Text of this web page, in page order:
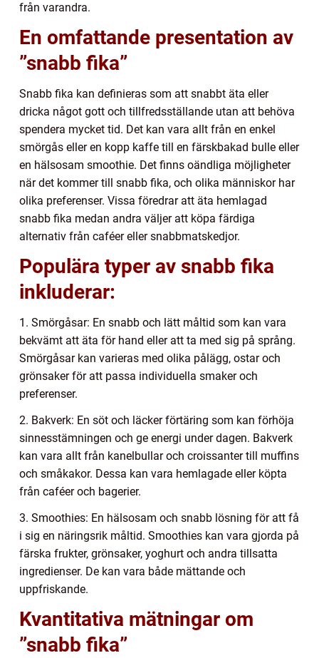
från varandra.
En omfattande presentation av
”snabb fika”
Snabb fika kan definieras som att snabbt äta eller
dricka något gott och tillfredsställande utan att behöva
spendera mycket tid. Det kan vara allt från en enkel
smörgås eller en kopp kaffe till en färskbakad bulle eller
en hälsosam smoothie. Det finns oändliga möjligheter
när det kommer till snabb fika, och olika människor har
olika preferenser. Vissa föredrar att äta hemlagad
snabb fika medan andra väljer att köpa färdiga
alternativ från caféer eller snabbmatskedjor.
Populära typer av snabb fika
inkluderar:
1. Smörgåsar: En snabb och lätt måltid som kan vara
bekvämt att äta för hand eller att ta med sig på språng.
Smörgåsar kan varieras med olika pålägg, ostar och
grönsaker för att passa individuella smaker och
preferenser.
2. Bakverk: En söt och läcker förtäring som kan förhöja
sinnesstämningen och ge energi under dagen. Bakverk
kan vara allt från kanelbullar och croissanter till muffins
och småkakor. Dessa kan vara hemlagade eller köpta
från caféer och bagerier.
3. Smoothies: En hälsosam och snabb lösning för att få
i sig en näringsrik måltid. Smoothies kan vara gjorda på
färska frukter, grönsaker, yoghurt och andra tillsatta
ingredienser. De kan vara både mättande och
uppfriskande.
Kvantitativa mätningar om
”snabb fika”